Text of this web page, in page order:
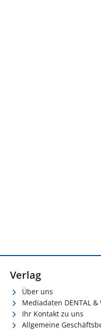
Verlag
Über uns
Mediadaten DENTAL &
Ihr Kontakt zu uns
Allgemeine